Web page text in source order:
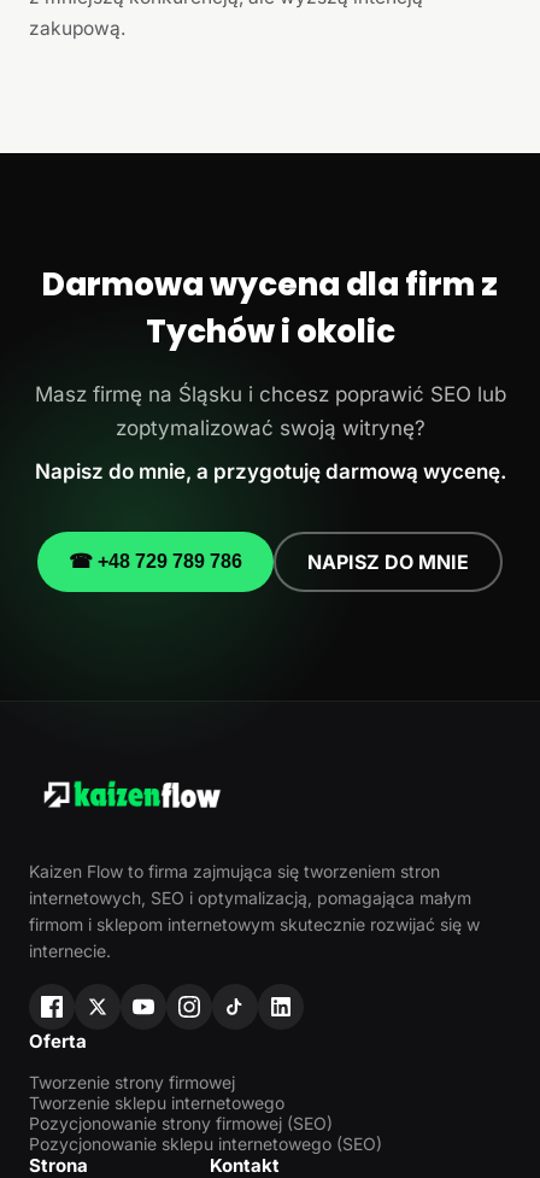
zakupową.
Darmowa wycena dla firm z
Tychów i okolic
Masz firmę na Śląsku i chcesz poprawić SEO lub
zoptymalizować swoją witrynę?
Napisz do mnie, a przygotuję darmową wycenę.
☎ +48 729 789 786 NAPISZ DO MNIE
Kaizen Flow to firma zajmująca się tworzeniem stron
internetowych, SEO i optymalizacją, pomagająca małym
firmom i sklepom internetowym skutecznie rozwijać się w
internecie.
Oferta
Tworzenie strony firmowej
Tworzenie sklepu internetowego
Pozycjonowanie strony firmowej (SEO)
Pozycjonowanie sklepu internetowego (SEO)
Strona Kontakt